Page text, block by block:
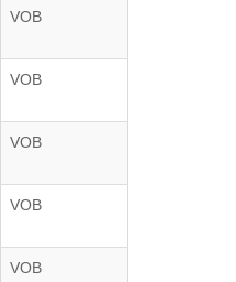
VOB
VOB
VOB
VOB
VOB